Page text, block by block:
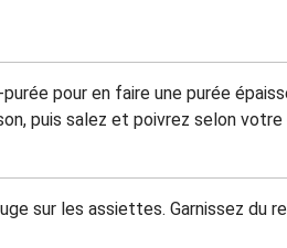
pour en faire une purée
puis salez et poivrez selon
sur les assiettes. Garnissez du